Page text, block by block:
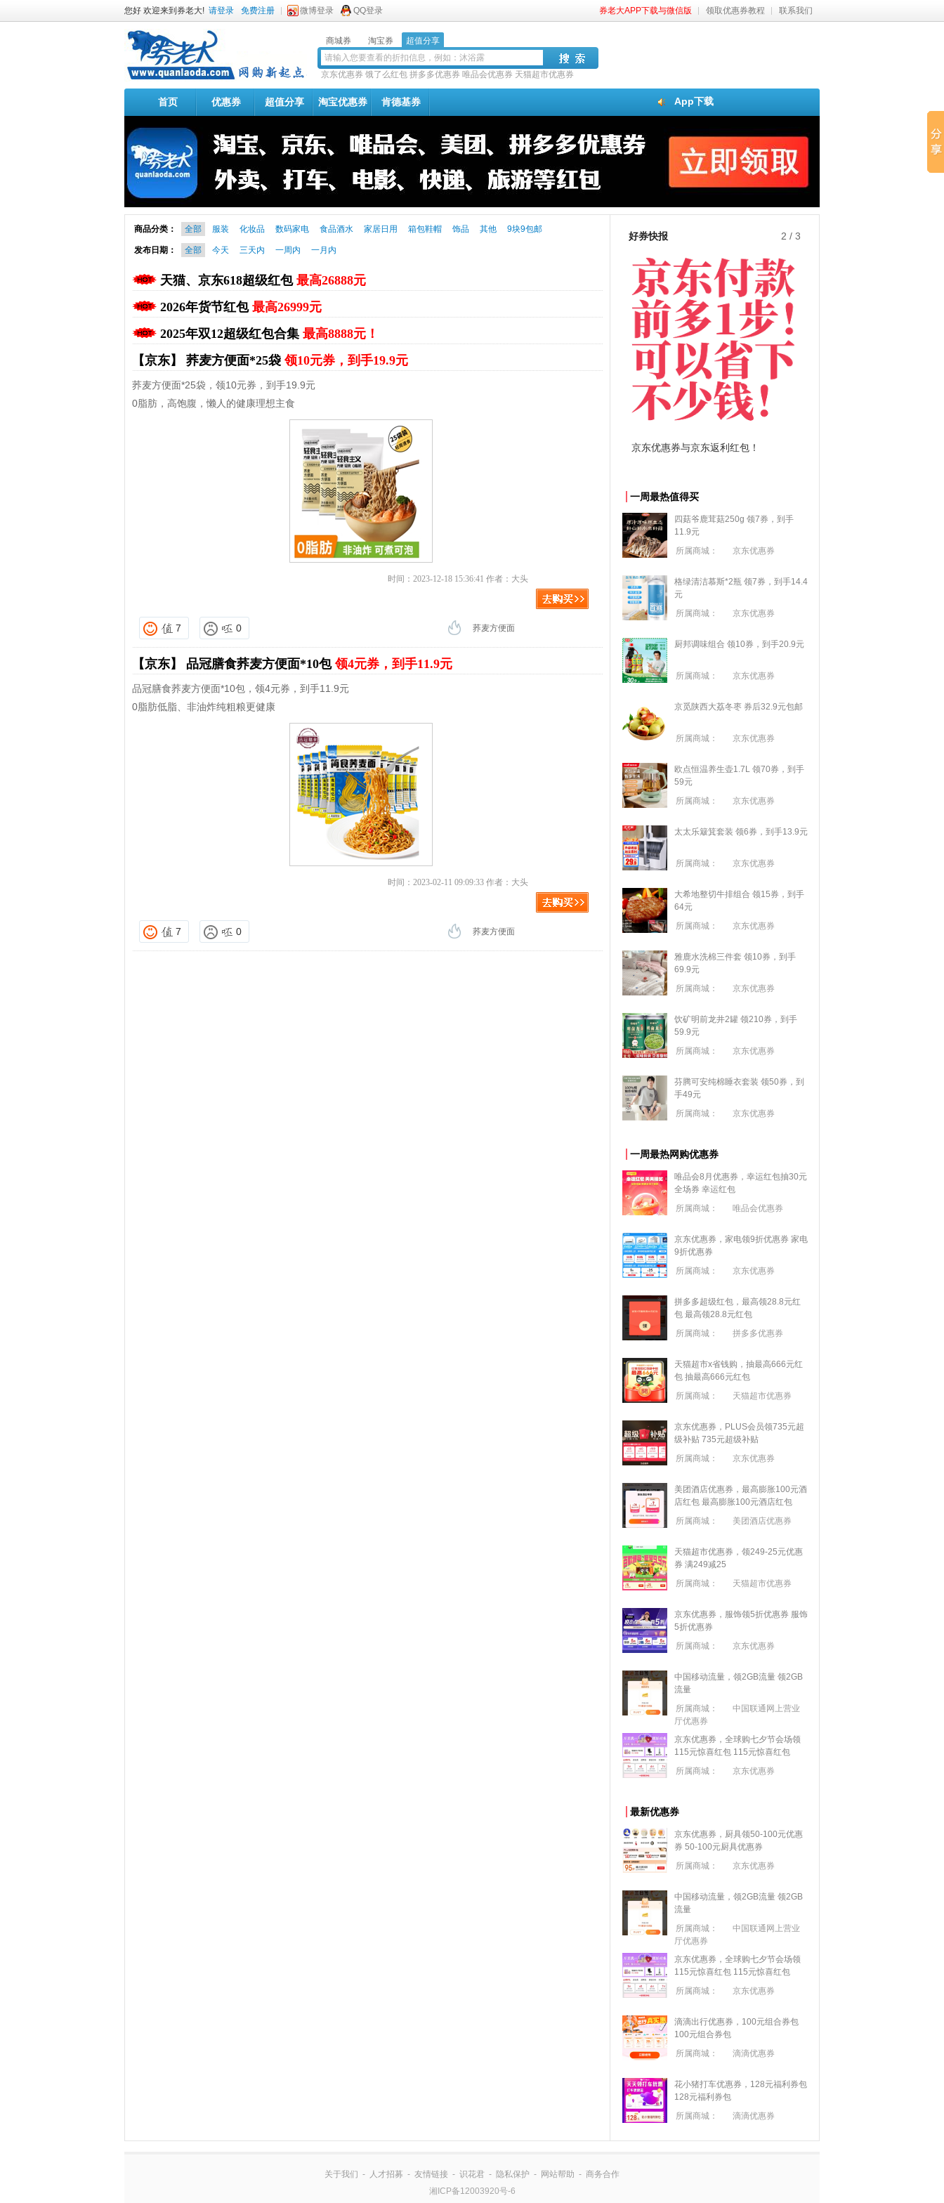
您好 欢迎来到券老大! 请登录 免费注册 微博登录 QQ登录 券老大APP下载与微信版 领取优惠券教程 联系我们
商城券 淘宝券 超值分享
京东优惠券 饿了么红包 拼多多优惠券 唯品会优惠券 天猫超市优惠券
App下载
首页 优惠券 超值分享 淘宝优惠券 肯德基券
商品分类： 全部 服装 化妆品 数码家电 食品酒水 家居日用 箱包鞋帽 饰品 其他 9块9包邮
发布日期： 全部 今天 三天内 一周内 一月内
天猫、京东618超级红包 最高26888元
2026年货节红包 最高26999元
2025年双12超级红包合集 最高8888元！
【京东】 荞麦方便面*25袋领10元券，到手19.9元
荞麦方便面*25袋，领10元券，到手19.9元
0脂肪，高饱腹，懒人的健康理想主食
时间：2023-12-18 15:36:41 作者：大头
7 0 荞麦方便面
【京东】 品冠膳食荞麦方便面*10包领4元券，到手11.9元
品冠膳食荞麦方便面*10包，领4元券，到手11.9元
0脂肪低脂、非油炸纯粗粮更健康
时间：2023-02-11 09:09:33 作者：大头
7 0 荞麦方便面
好券快报 3 / 3
淘宝优惠券+淘宝返利 拼多多优惠券+拼多多返利
一周最热值得买
四菇爷鹿茸菇250g 领7券，到手
11.9元
所属商城：
京东优惠券
格绿清洁慕斯*2瓶 领7券，到手14.4
元
所属商城：
京东优惠券
厨邦调味组合 领10券，到手20.9元
所属商城： 京东优惠券
京觅陕西大荔冬枣 券后32.9元包邮
所属商城： 京东优惠券
欧点恒温养生壶1.7L 领70券，到手
59元
所属商城：
京东优惠券
太太乐簸箕套装 领6券，到手13.9元
所属商城： 京东优惠券
大希地整切牛排组合 领15券，到手
64元
所属商城：
京东优惠券
雅鹿水洗棉三件套 领10券，到手
69.9元
所属商城：
京东优惠券
饮矿明前龙井2罐 领210券，到手
59.9元
所属商城：
京东优惠券
芬腾可安纯棉睡衣套装 领50券，到
手49元
所属商城：
京东优惠券
一周最热网购优惠券
唯品会8月优惠券，幸运红包抽30元
全场券 幸运红包
所属商城：
唯品会优惠券
京东优惠券，家电领9折优惠券 家电
9折优惠券
所属商城：
京东优惠券
拼多多超级红包，最高领28.8元红
包 最高领28.8元红包
所属商城：
拼多多优惠券
天猫超市x省钱购，抽最高666元红
包 抽最高666元红包
所属商城：
天猫超市优惠券
京东优惠券，PLUS会员领735元超
级补贴 735元超级补贴
所属商城：
京东优惠券
美团酒店优惠券，最高膨胀100元酒
店红包 最高膨胀100元酒店红包
所属商城：
美团酒店优惠券
天猫超市优惠券，领249-25元优惠
券 满249减25
所属商城：
天猫超市优惠券
京东优惠券，服饰领5折优惠券 服饰
5折优惠券
所属商城：
京东优惠券
中国移动流量，领2GB流量 领2GB
流量
所属商城：
中国联通网上营业
厅优惠券
京东优惠券，全球购七夕节会场领
115元惊喜红包 115元惊喜红包
所属商城：
京东优惠券
最新优惠券
京东优惠券，厨具领50-100元优惠
券 50-100元厨具优惠券
所属商城：
京东优惠券
中国移动流量，领2GB流量 领2GB
流量
所属商城：
中国联通网上营业
厅优惠券
京东优惠券，全球购七夕节会场领
115元惊喜红包 115元惊喜红包
所属商城：
京东优惠券
滴滴出行优惠券，100元组合券包
100元组合券包
所属商城：
滴滴优惠券
花小猪打车优惠券，128元福利券包
128元福利券包
所属商城：
滴滴优惠券
关于我们 - 人才招募 - 友情链接 - 识花君 - 隐私保护 - 网站帮助 - 商务合作
湘ICP备12003920号-6